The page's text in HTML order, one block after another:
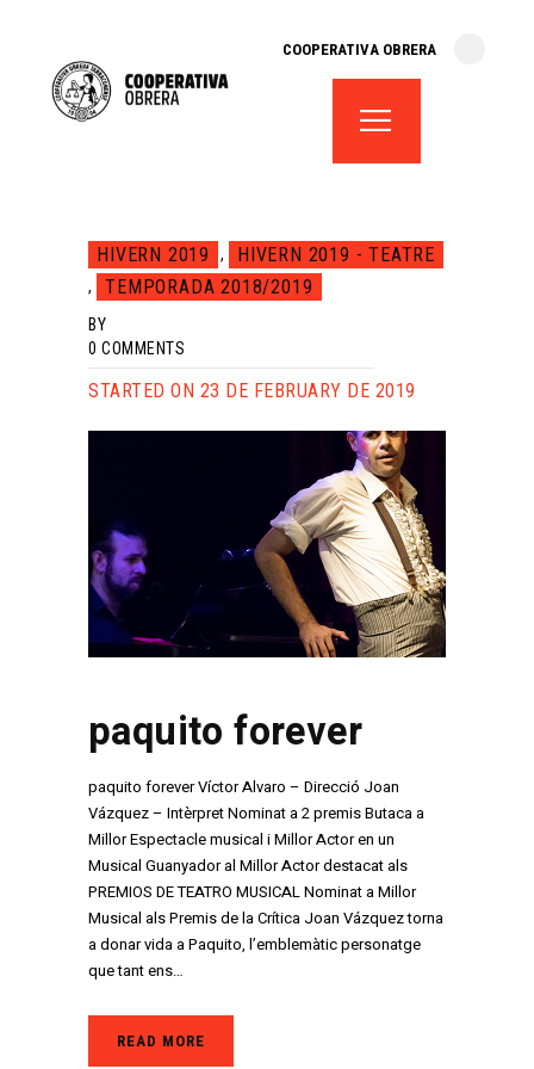
COOPERATIVA OBRERA
fes-te soci
lloguer d’espais
HIVERN 2019 , HIVERN 2019 - TEATRE
, TEMPORADA 2018/2019
BY
0 COMMENTS
STARTED ON 23 DE FEBRUARY DE 2019
paquito forever
paquito forever Víctor Alvaro – Direcció Joan
Vázquez – Intèrpret Nominat a 2 premis Butaca a
Millor Espectacle musical i Millor Actor en un
Musical Guanyador al Millor Actor destacat als
PREMIOS DE TEATRO MUSICAL Nominat a Millor
Musical als Premis de la Crítica Joan Vázquez torna
a donar vida a Paquito, l’emblemàtic personatge
que tant ens…
READ MORE